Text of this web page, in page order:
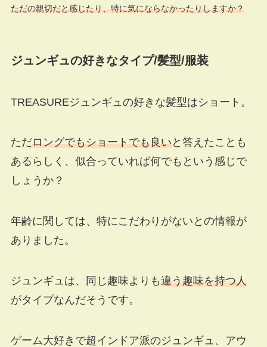
ただの親切だと感じたり、特に気にならなかったりしますか？
ジュンギュの好きなタイプ/髪型/服装
TREASUREジュンギュの好きな髪型はショート。
ただロングでもショートでも良いと答えたことも
あるらしく、似合っていれば何でもという感じで
しょうか？
年齢に関しては、特にこだわりがないとの情報が
ありました。
ジュンギュは、同じ趣味よりも違う趣味を持つ人
がタイプなんだそうです。
ゲーム大好きで超インドア派のジュンギュ、アウ